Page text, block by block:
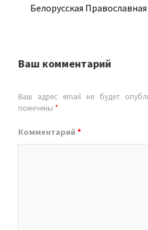
Белорусская
Ваш комментарий
Ваш адрес email не будет
помечены *
Комментарий *